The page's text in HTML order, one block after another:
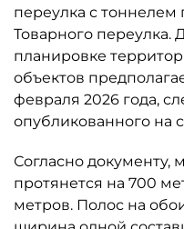
переулка с тоннелем
Товарного переулка.
планировке
объектов
февраля 2026 года,
опубликованного на
Согласно документу,
протянется на 700
метров. Полос на